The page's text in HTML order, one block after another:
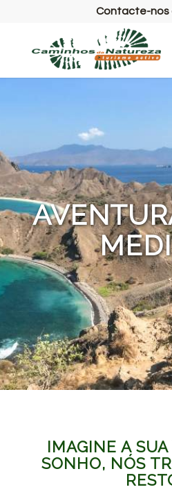
Contacte-nos
IMAGINE A
SONHO, NÓS